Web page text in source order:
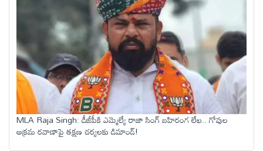
క్రీడలు
వ్యాపారం
లైఫ్
స్టైల్
MLA Raja Singh: డీజీపీకి ఎమ్మెల్యే రాజా సింగ్ బహిరంగ లేఖ.. గోవుల
అక్రమ రవాణాపై తక్షణ చర్యలకు డిమాండ్!